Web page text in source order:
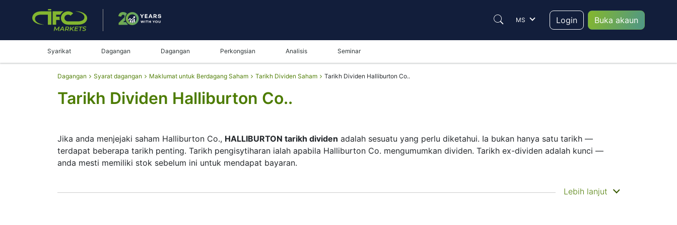
MS Login Buka akaun
Syarikat Dagangan Dagangan Perkongsian Analisis Seminar
Dagangan Syarat dagangan Maklumat untuk Berdagang Saham Tarikh Dividen Saham Tarikh Dividen Halliburton Co..
Tarikh Dividen Halliburton Co..
Jika anda menjejaki saham Halliburton Co., HALLIBURTON tarikh dividen adalah sesuatu yang perlu diketahui. Ia bukan hanya satu tarikh —
terdapat beberapa tarikh penting. Tarikh pengisytiharan ialah apabila Halliburton Co. mengumumkan dividen. Tarikh ex-dividen adalah kunci —
anda mesti memiliki stok sebelum ini untuk mendapat bayaran.
Tarikh rekod ialah apabila Halliburton Co. menyemak senarai pemegang sahamnya dan tarikh pembayaran ialah apabila anda benar-benarLebih lanjut